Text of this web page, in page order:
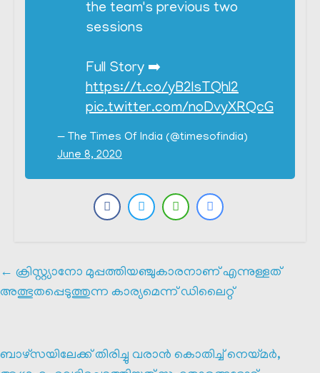
the team's previous two
sessions
Full Story ➡️
https://t.co/yB2lsTQhl2
pic.twitter.com/noDvyXRQcG
— The Times Of India (@timesofindia)
June 8, 2020
← ക്രിസ്റ്റ്യാനോ മുപ്പത്തിയഞ്ചുകാരനാണ് എന്നുള്ളത്
അത്ഭുതപ്പെടുത്തുന്ന കാര്യമെന്ന് ഡിലൈറ്റ്
ബാഴ്സയിലേക്ക് തിരിച്ചു വരാൻ കൊതിച്ച് നെയ്മർ,